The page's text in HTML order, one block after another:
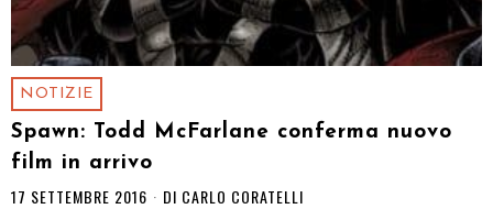
NOTIZIE
Spawn: Todd McFarlane conferma nuovo
film in arrivo
17 SETTEMBRE 2016 DI CARLO CORATELLI